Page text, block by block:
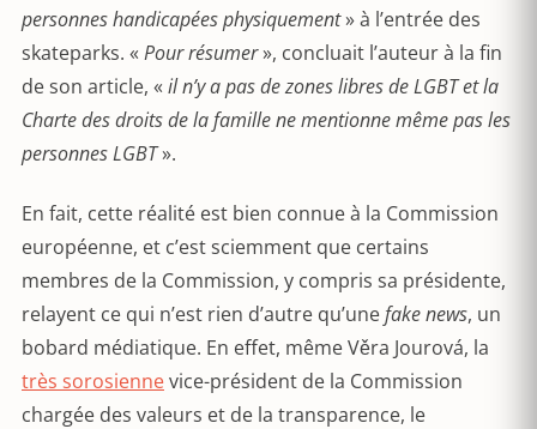
personnes handicapées physiquement» à l’entrée des
skateparks. « Pour résumer», concluait l’auteur à la fin
de son article, « il n’y a pas de zones libres de LGBT et la
Charte des droits de la famille ne mentionne même pas les
personnes LGBT».
En fait, cette réalité est bien connue à la Commission
européenne, et c’est sciemment que certains
membres de la Commission, y compris sa présidente,
relayent ce qui n’est rien d’autre qu’unefake news, un
bobard médiatique. En effet, même Věra Jourová, la
très sorosiennevice-président de la Commission
chargée des valeurs et de la transparence, le